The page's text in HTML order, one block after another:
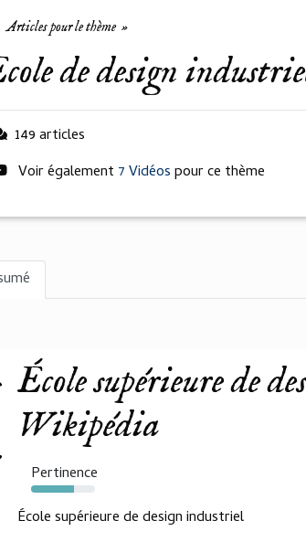
Articles pour le thème »
ecole de design
149 articles
Voir également 7 Vidéospour ce thème
École supérieure de
Wikipédia
Pertinence
67%
École supérieure de design industriel